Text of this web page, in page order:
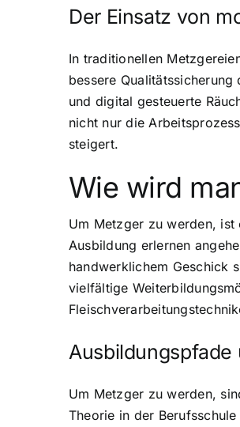
Der Einsatz von
In traditionellen
bessere
und digital gesteuerte
nicht nur die
steigert.
Wie wird
Um Metzger zu werden,
Ausbildung erlernen
handwerklichem Geschick
vielfältige
Ausbildungspfade
Um Metzger zu werden,
Theorie in der